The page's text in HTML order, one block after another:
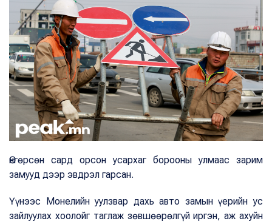
Өнгөрсөн сард орсон усархаг борооны улмаас зарим
замууд дээр эвдрэл гарсан.
Үүнээс Монелийн уулзвар дахь авто замын үерийн ус
зайлуулах хоолойг таглаж зөвшөөрөлгүй иргэн, аж ахуйн